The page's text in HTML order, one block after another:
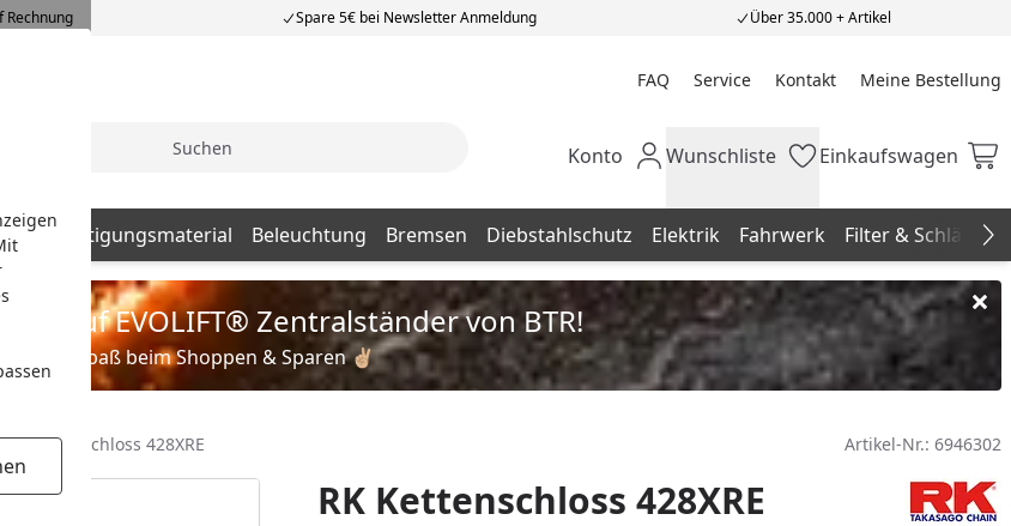
Rechnung Spare 5€ bei Newsletter Anmeldung Über 35.000 + Artikel
FAQ Service Kontakt Meine Bestellung
Meine Bestellung
Mein Konto
Konto Wunschliste
Wunschliste Einkaufswagen
Einkaufswagen
Befestigungsmaterial Beleuchtung Bremsen Diebstahlschutz Elektrik Fahrwerk Filter & Schläuche
35% auf EVOLIFT® Zentralständer von BTR!
Viel Spaß beim Shoppen & Sparen ✌🏼
RK Kettenschloss 428XRE Artikel-Nr.: 6946302
RK Kettenschloss 428XRE